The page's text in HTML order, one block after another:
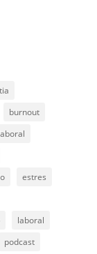
burnout
estres
laboral
podcast